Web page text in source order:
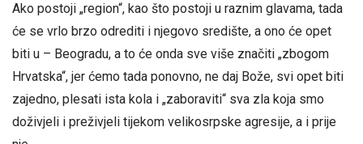
Ako postoji „region“, kao što postoji u raznim glavama, tada
će se vrlo brzo odrediti i njegovo središte, a ono će opet
biti u – Beogradu, a to će onda sve više značiti „zbogom
Hrvatska“, jer ćemo tada ponovno, ne daj Bože, svi opet biti
zajedno, plesati ista kola i „zaboraviti“ sva zla koja smo
doživjeli i preživjeli tijekom velikosrpske agresije, a i prije